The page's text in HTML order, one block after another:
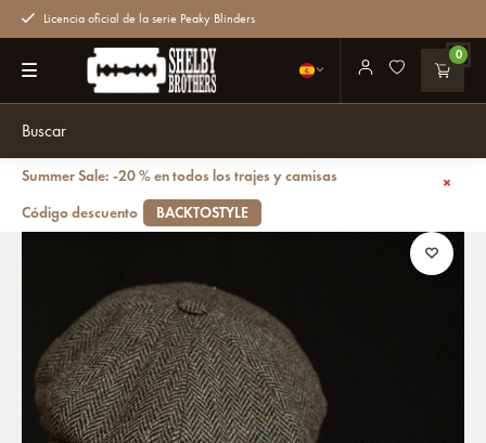
Licencia oficial de la serie Peaky Blinders
0
Summer Sale: -20 % en todos los trajes y camisas
Código descuento
BACKTOSTYLE
Gorra CitySport Deluxe | Verde lana en espiga | 8 paneles